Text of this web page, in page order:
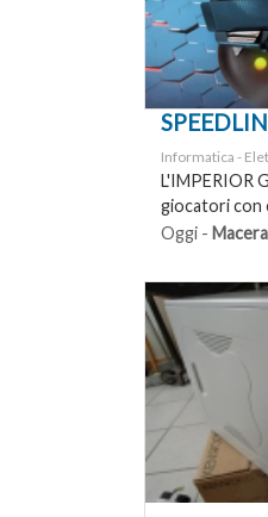
Informatica -
L'IMPERIOR
giocatori con
Oggi -